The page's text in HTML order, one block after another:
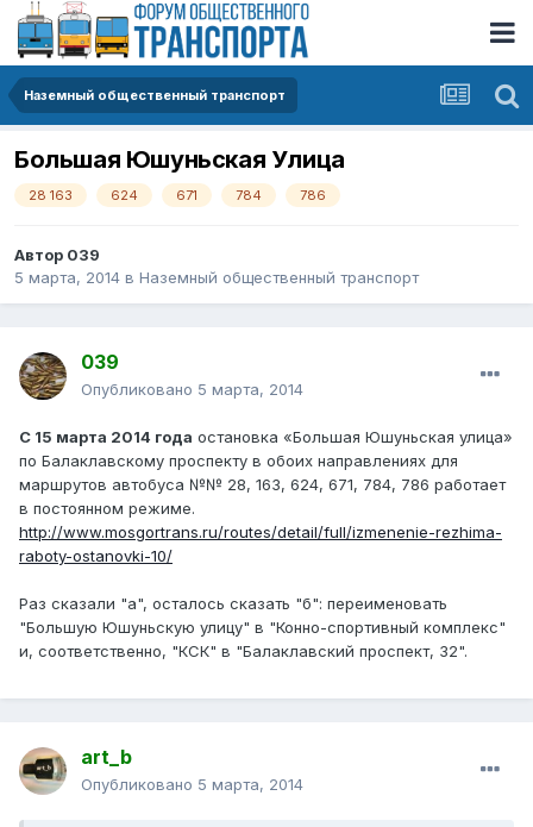
Наземный общественный транспорт
Большая Юшуньская Улица
28 163 624 671 784 786
Автор 039
5 марта, 2014 в Наземный общественный транспорт
039
Опубликовано 5 марта, 2014
С 15 марта 2014 года остановка «Большая Юшуньская улица»
по Балаклавскому проспекту в обоих направлениях для
маршрутов автобуса №№ 28, 163, 624, 671, 784, 786 работает
в постоянном режиме.
http://www.mosgortrans.ru/routes/detail/full/izmenenie-rezhima-
raboty-ostanovki-10/
Раз сказали "а", осталось сказать "б": переименовать
"Большую Юшуньскую улицу" в "Конно-спортивный комплекс"
и, соответственно, "КСК" в "Балаклавский проспект, 32".
art_b
Опубликовано 5 марта, 2014